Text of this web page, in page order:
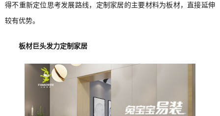
得不重新定位思考发展路线，定制家居的主要材料为板材，直接延伸
较有优势。
板材巨头发力定制家居